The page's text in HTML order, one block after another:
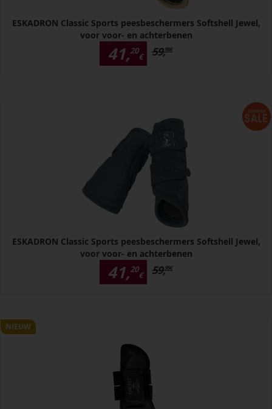
ESKADRON Classic Sports peesbeschermers Softshell Jewel,
voor voor- en achterbenen
41,20
€ 59,95€
ESKADRON Classic Sports peesbeschermers Softshell Jewel,
voor voor- en achterbenen
41,20
€ 59,95€
NIEUW